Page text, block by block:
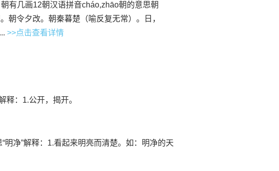
有几画12朝汉语拼音cháo,zhāo朝的意思朝
朝令夕改。朝秦暮楚（喻反复无常）。日，
>>点击查看详情
释：1.公开，揭开。
明净”解释：1.看起来明亮而清楚。如：明净的天